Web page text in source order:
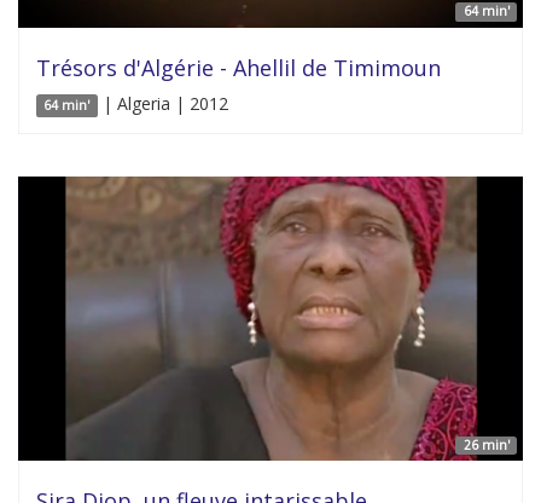
64 min'
Trésors d'Algérie - Ahellil de Timimoun
64 min' | Algeria | 2012
26 min'